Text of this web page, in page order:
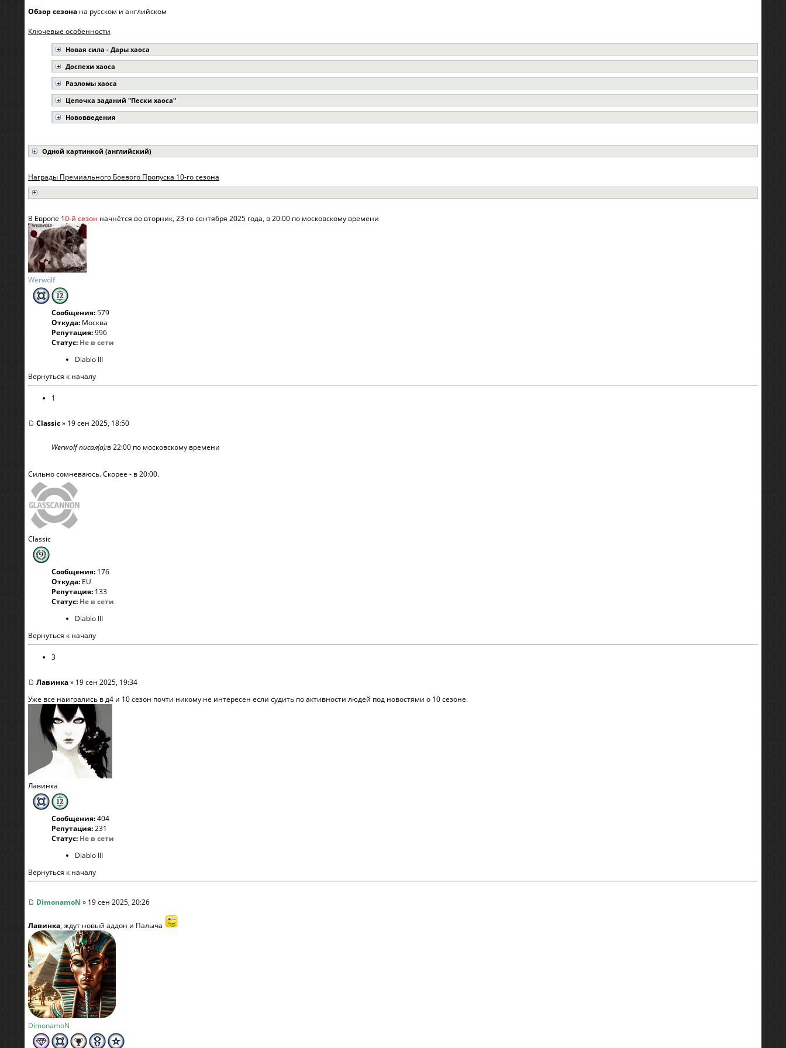
Обзор сезона на русском и английском
Ключевые особенности
Новая сила - Дары хаоса
Доспехи хаоса
Разломы хаоса
Цепочка заданий "Пески хаоса"
Нововведения
Одной картинкой (английский)
Награды Премиального Боевого Пропуска 10-го сезона
В Европе 10-й сезон начнётся во вторник, 23-го сентября 2025 года, в 20:00 по московскому времени
Werwolf
Сообщения:579
Откуда: Москва
Репутация:996
Статус: Не в сети
Diablo III
Вернуться к началу
1
Classic» 19 сен 2025, 18:50
Werwolf писал(а):в 22:00 по московскому времени
Сильно сомневаюсь. Скорее - в 20:00.
Classic
Сообщения: 176
Откуда: EU
Репутация: 133
Статус: Не в сети
Diablo III
Вернуться к началу
3
Лавинка» 19 сен 2025, 19:34
Уже все наигрались в д4 и 10 сезон почти никому не интересен если судить по активности людей под новостями о 10 сезоне.
Лавинка
Сообщения:404
Репутация:231
Статус: Не в сети
Diablo III
Вернуться к началу
DimonamoN » 19 сен 2025, 20:26
Лавинка, ждут новый аддон и Палыча
DimonamoN